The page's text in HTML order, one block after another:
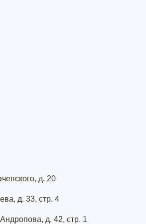
д. 20
д. 33, стр. 4
д. 42, стр. 1